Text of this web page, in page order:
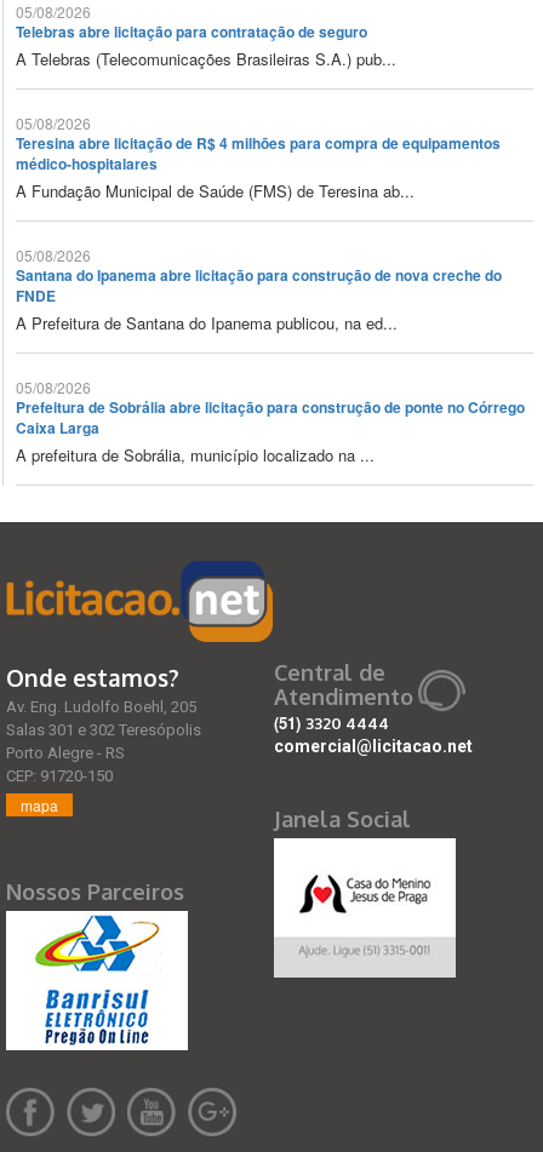
05/08/2026
Telebras abre licitação para contratação de seguro
A Telebras (Telecomunicações Brasileiras S.A.) pub...
05/08/2026
Teresina abre licitação de R$ 4 milhões para compra de equipamentos
médico-hospitalares
A Fundação Municipal de Saúde (FMS) de Teresina ab...
05/08/2026
Santana do Ipanema abre licitação para construção de nova creche do
FNDE
A Prefeitura de Santana do Ipanema publicou, na ed...
05/08/2026
Prefeitura de Sobrália abre licitação para construção de ponte no Córrego
Caixa Larga
A prefeitura de Sobrália, município localizado na ...
Onde estamos?
Av. Eng. Ludolfo Boehl, 205
Salas 301 e 302 Teresópolis
Porto Alegre - RS
CEP: 91720-150
mapa
Nossos Parceiros
Central de
Atendimento
(51) 3320 4444
comercial@licitacao.net
Janela Social